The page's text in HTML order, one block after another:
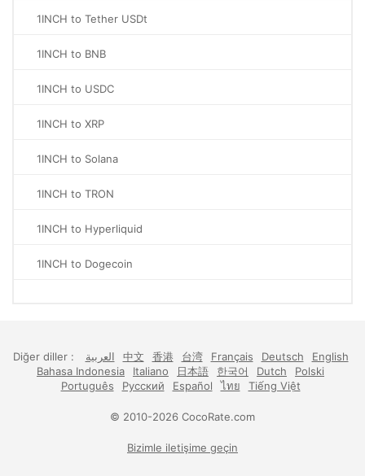
1INCH to Tether USDt
1INCH to BNB
1INCH to USDC
1INCH to XRP
1INCH to Solana
1INCH to TRON
1INCH to Hyperliquid
1INCH to Dogecoin
Diğer diller : العربية 中文 香港 台湾 Français Deutsch
English
Bahasa Indonesia
Italiano 日本語 한국어 Dutch
Polski
Português
Русский Español ไทย Tiếng Việt
© 2010-2026 CocoRate.com
Bizimle iletişime geçin